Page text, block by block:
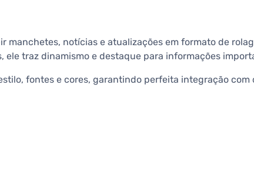
manchetes, notícias e atualizações em formato de
traz dinamismo e destaque para informações
fontes e cores, garantindo perfeita integração com